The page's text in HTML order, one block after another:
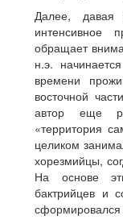
Далее, давая
интенсивное
обращает
н.э.
времени
восточной
автор еще
«территория
целиком
хорезмийцы,
На основе
бактрийцев и
сформировался